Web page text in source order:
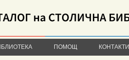
ПОМОЩ КОНТАКТИ